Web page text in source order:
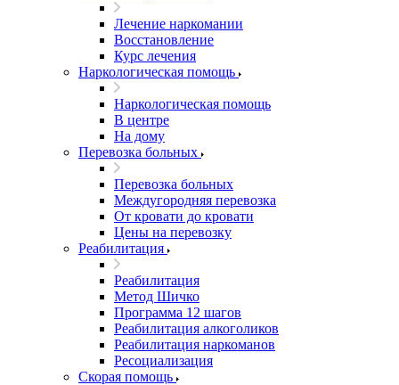
Лечение наркомании
Восстановление
Курс лечения
Наркологическая помощь
Наркологическая помощь
В центре
На дому
Перевозка больных
Перевозка больных
Междугородняя перевозка
От кровати до кровати
Цены на перевозку
Реабилитация
Реабилитация
Метод Шичко
Программа 12 шагов
Реабилитация алкоголиков
Реабилитация наркоманов
Ресоциализация
Скорая помощь